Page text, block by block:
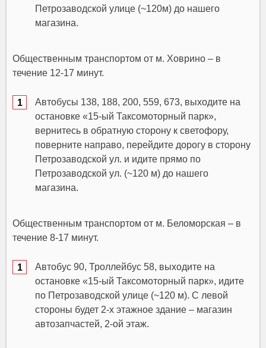
Петрозаводской улице (~120м) до нашего
магазина.
Общественным транспортом от м. Ховрино – в
течение 12-17 минут.
Автобусы 138, 188, 200, 559, 673, выходите на
остановке «15-ый Таксомоторный парк»,
вернитесь в обратную сторону к светофору,
поверните направо, перейдите дорогу в сторону
Петрозаводской ул. и идите прямо по
Петрозаводской ул. (~120 м) до нашего
магазина.
Общественным транспортом от м. Беломорская – в
течение 8-17 минут.
Автобус 90, Троллейбус 58, выходите на
остановке «15-ый Таксомоторный парк», идите
по Петрозаводской улице (~120 м). С левой
стороны будет 2-х этажное здание – магазин
автозапчастей, 2-ой этаж.